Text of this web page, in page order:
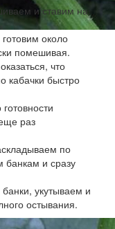
и ставим на
около
помешивая.
что
кабачки быстро
раз
по
банкам и сразу
укутываем и
остывания.